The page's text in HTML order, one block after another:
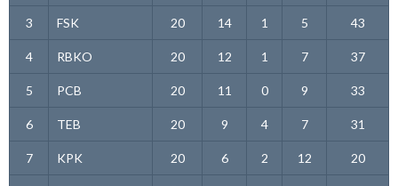
3 FSK 20 14 1 5 43
4 RBKO 20 12 1 7 37
5 PCB 20 11 0 9 33
6 TEB 20 9 4 7 31
7 KPK 20 6 2 12 20